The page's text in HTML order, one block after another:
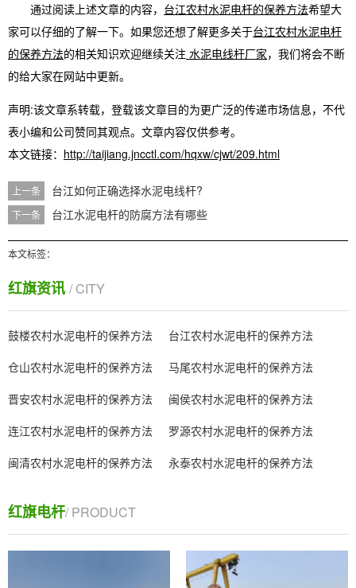
通过阅读上述文章的内容， 台江农村水泥电杆的保养方法希望大
家可以仔细的了解一下。如果您还想了解更多关于台江农村水泥电杆
的保养方法的相关知识欢迎继续关注 水泥电线杆厂家，我们将会不断
的给大家在网站中更新。
声明:该文章系转载，登载该文章目的为更广泛的传递市场信息，不代
表小编和公司赞同其观点。文章内容仅供参考。
本文链接： http://taijiang.jncctl.com/hqxw/cjwt/209.html
上一条 台江如何正确选择水泥电线杆?
下一条 台江水泥电杆的防腐方法有哪些
本文标签：
红旗资讯 / CITY
鼓楼农村水泥电杆的保养方法
台江农村水泥电杆的保养方法
仓山农村水泥电杆的保养方法
马尾农村水泥电杆的保养方法
晋安农村水泥电杆的保养方法
闽侯农村水泥电杆的保养方法
连江农村水泥电杆的保养方法
罗源农村水泥电杆的保养方法
闽清农村水泥电杆的保养方法
永泰农村水泥电杆的保养方法
红旗电杆/ PRODUCT